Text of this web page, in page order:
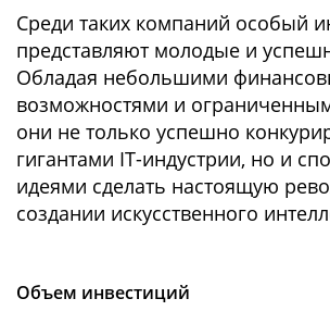
Среди таких компаний особый
представляют молодые и
Обладая небольшими
возможностями и
они не только успешно
гигантами IT-индустрии, но и
идеями сделать настоящую
создании искусственного
Объем инвестиций